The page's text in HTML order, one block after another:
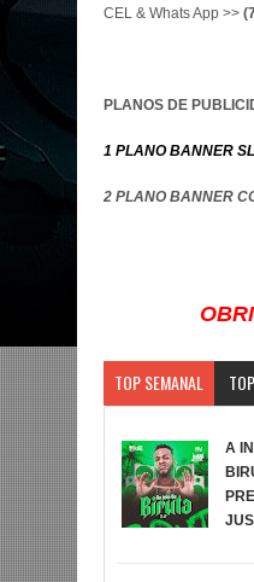
CEL & Whats App >>
PLANOS DE
1 PLANO BANNER
2 PLANO BANNER
TOP SEMANAL
A